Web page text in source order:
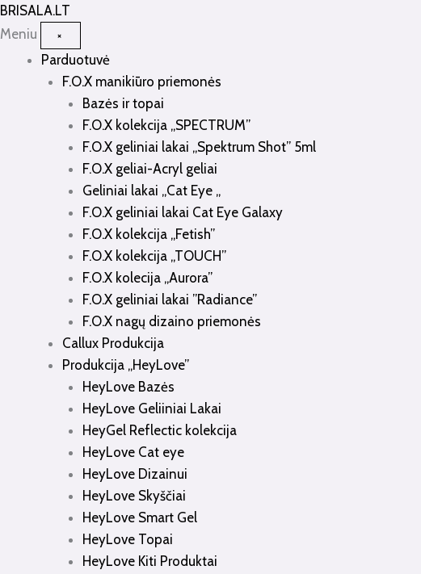
BRISALA.LT
Meniu
×
Parduotuvė
F.O.X manikiūro priemonės
Bazės ir topai
F.O.X kolekcija „SPECTRUM”
F.O.X geliniai lakai „Spektrum Shot” 5ml
F.O.X geliai-Acryl geliai
Geliniai lakai „Cat Eye „
F.O.X geliniai lakai Cat Eye Galaxy
F.O.X kolekcija „Fetish”
F.O.X kolekcija „TOUCH”
F.O.X kolecija „Aurora”
F.O.X geliniai lakai ”Radiance”
F.O.X nagų dizaino priemonės
Callux Produkcija
Produkcija „HeyLove”
HeyLove Bazės
HeyLove Geliiniai Lakai
HeyGel Reflectic kolekcija
HeyLove Cat eye
HeyLove Dizainui
HeyLove Skyščiai
HeyLove Smart Gel
HeyLove Topai
HeyLove Kiti Produktai
Pereiti
prie